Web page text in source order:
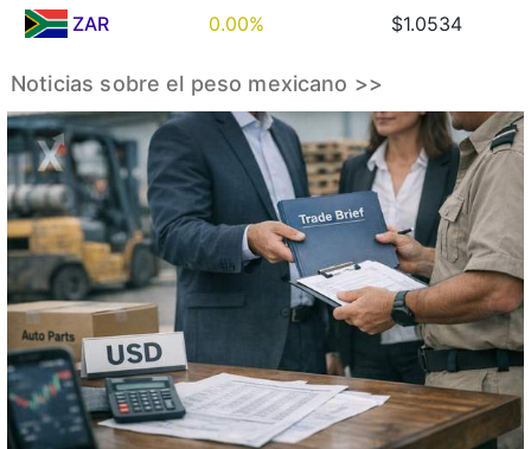
ZAR 0.00% $1.0534
Noticias sobre el peso mexicano >>